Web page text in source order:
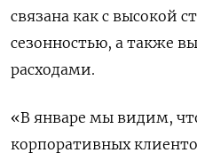
связана как с высокой
сезонностью, а также
расходами.
«В январе мы видим,
корпоративных